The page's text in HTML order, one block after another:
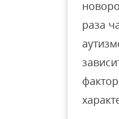
раза